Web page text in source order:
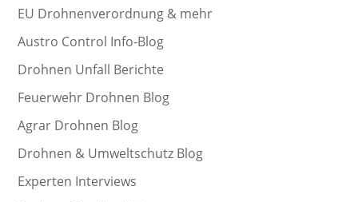
EU Drohnenverordnung & mehr
Austro Control Info-Blog
Drohnen Unfall Berichte
Feuerwehr Drohnen Blog
Agrar Drohnen Blog
Drohnen & Umweltschutz Blog
Experten Interviews